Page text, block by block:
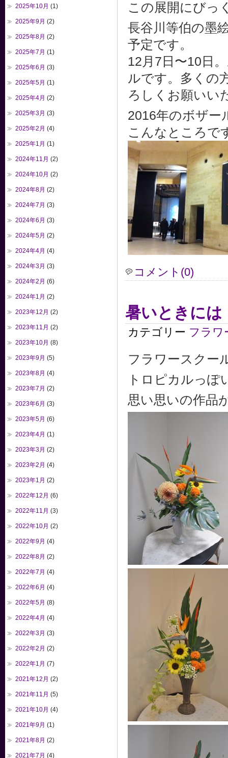
この展開にびっ
長谷川等伯の墨
予定です。
12月7日〜10日
ルです。多くの
ろしくお願いい
2016年のボザー
こんなところで
コメント(0)
暑いときには
カテゴリー フラワ
フラワースクー
トロピカルっ
思い思いの作品
2025年10月 (1)
2025年9月 (2)
2025年8月 (2)
2025年7月 (1)
2025年6月 (3)
2025年5月 (1)
2025年4月 (2)
2025年3月 (3)
2025年2月 (4)
2025年1月 (1)
2024年11月 (2)
2024年10月 (2)
2024年8月 (2)
2024年7月 (3)
2024年6月 (3)
2024年5月 (2)
2024年4月 (4)
2024年3月 (3)
2024年2月 (6)
2024年1月 (2)
2023年12月 (2)
2023年11月 (2)
2023年10月 (8)
2023年9月 (5)
2023年8月 (4)
2023年7月 (2)
2023年6月 (3)
2023年5月 (6)
2023年4月 (1)
2023年3月 (2)
2023年2月 (4)
2023年1月 (2)
2022年12月 (6)
2022年11月 (3)
2022年10月 (2)
2022年9月 (4)
2022年8月 (2)
2022年7月 (4)
2022年6月 (4)
2022年5月 (8)
2022年4月 (4)
2022年3月 (3)
2022年2月 (2)
2022年1月 (7)
2021年12月 (2)
2021年11月 (5)
2021年10月 (4)
2021年9月 (1)
2021年8月 (2)
2021年7月 (4)